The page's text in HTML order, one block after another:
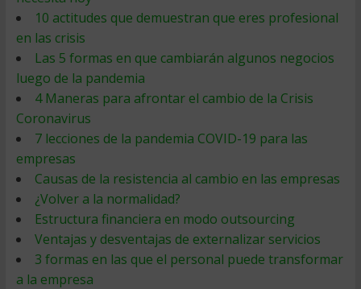
10 actitudes que demuestran que eres profesional
en las crisis
Las 5 formas en que cambiarán algunos negocios
luego de la pandemia
4 Maneras para afrontar el cambio de la Crisis
Coronavirus
7 lecciones de la pandemia COVID-19 para las
empresas
Causas de la resistencia al cambio en las empresas
¿Volver a la normalidad?
Estructura financiera en modo outsourcing
Ventajas y desventajas de externalizar servicios
3 formas en las que el personal puede transformar
a la empresa